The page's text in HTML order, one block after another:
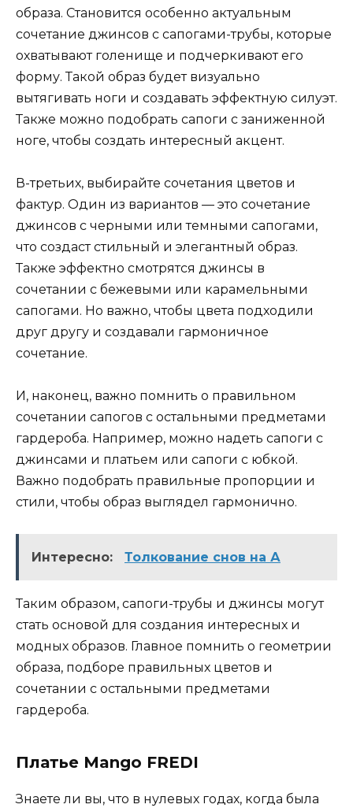
образа. Становится особенно актуальным
сочетание джинсов с сапогами-трубы, которые
охватывают голенище и подчеркивают его
форму. Такой образ будет визуально
вытягивать ноги и создавать эффектную силуэт.
Также можно подобрать сапоги с заниженной
ноге, чтобы создать интересный акцент.
В-третьих, выбирайте сочетания цветов и
фактур. Один из вариантов — это сочетание
джинсов с черными или темными сапогами,
что создаст стильный и элегантный образ.
Также эффектно смотрятся джинсы в
сочетании с бежевыми или карамельными
сапогами. Но важно, чтобы цвета подходили
друг другу и создавали гармоничное
сочетание.
И, наконец, важно помнить о правильном
сочетании сапогов с остальными предметами
гардероба. Например, можно надеть сапоги с
джинсами и платьем или сапоги с юбкой.
Важно подобрать правильные пропорции и
стили, чтобы образ выглядел гармонично.
Интересно: Толкование снов на А
Таким образом, сапоги-трубы и джинсы могут
стать основой для создания интересных и
модных образов. Главное помнить о геометрии
образа, подборе правильных цветов и
сочетании с остальными предметами
гардероба.
Платье Mango FREDI
Знаете ли вы, что в нулевых годах, когда была